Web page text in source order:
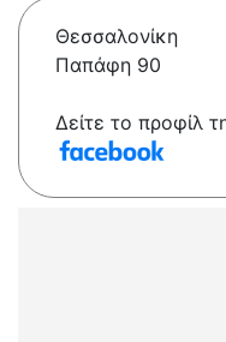
Θεσσαλονίκη
Παπάφη 90
Δείτε το προφίλ